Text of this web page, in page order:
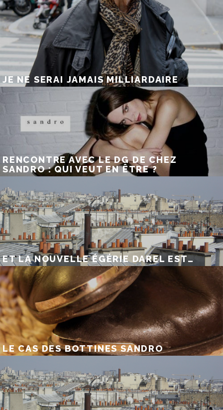
JE NE SERAI JAMAIS MILLIARDAIRE
RENCONTRE AVEC LE DG DE CHEZ
SANDRO : QUI VEUT EN ÊTRE ?
ET LA NOUVELLE ÉGÉRIE DAREL EST…
LE CAS DES BOTTINES SANDRO